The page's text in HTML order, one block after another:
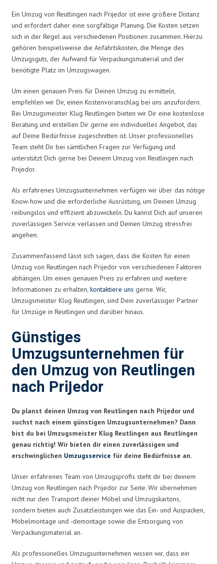
Ein Umzug von Reutlingen nach Prijedor ist eine größere Distanz
und erfordert daher eine sorgfältige Planung. Die Kosten setzen
sich in der Regel aus verschiedenen Positionen zusammen. Hierzu
gehören beispielsweise die Anfahrtskosten, die Menge des
Umzugsguts, der Aufwand für Verpackungsmaterial und der
benötigte Platz im Umzugswagen.
Um einen genauen Preis für Deinen Umzug zu ermitteln,
empfehlen wir Dir, einen Kostenvoranschlag bei uns anzufordern.
Bei Umzugsmeister Klug Reutlingen bieten wir Dir eine kostenlose
Beratung und erstellen Dir gerne ein individuelles Angebot, das
auf Deine Bedürfnisse zugeschnitten ist. Unser professionelles
Team steht Dir bei sämtlichen Fragen zur Verfügung und
unterstützt Dich gerne bei Deinem Umzug von Reutlingen nach
Prijedor.
Als erfahrenes Umzugsunternehmen verfügen wir über das nötige
Know-how und die erforderliche Ausrüstung, um Deinen Umzug
reibungslos und effizient abzuwickeln. Du kannst Dich auf unseren
zuverlässigen Service verlassen und Deinen Umzug stressfrei
angehen.
Zusammenfassend lässt sich sagen, dass die Kosten für einen
Umzug von Reutlingen nach Prijedor von verschiedenen Faktoren
abhängen. Um einen genauen Preis zu erfahren und weitere
Informationen zu erhalten, kontaktiere uns gerne. Wir,
Umzugsmeister Klug Reutlingen, sind Dein zuverlässiger Partner
für Umzüge in Reutlingen und darüber hinaus.
Günstiges
Umzugsunternehmen für
den Umzug von Reutlingen
nach Prijedor
Du planst deinen Umzug von Reutlingen nach Prijedor und
suchst nach einem günstigen Umzugsunternehmen? Dann
bist du bei Umzugsmeister Klug Reutlingen aus Reutlingen
genau richtig! Wir bieten dir einen zuverlässigen und
erschwinglichen Umzugsservice für deine Bedürfnisse an.
Unser erfahrenes Team von Umzugsprofis steht dir bei deinem
Umzug von Reutlingen nach Prijedor zur Seite. Wir übernehmen
nicht nur den Transport deiner Möbel und Umzugskartons,
sondern bieten auch Zusatzleistungen wie das Ein- und Auspacken,
Möbelmontage und -demontage sowie die Entsorgung von
Verpackungsmaterial an.
Als professionelles Umzugsunternehmen wissen wir, dass ein